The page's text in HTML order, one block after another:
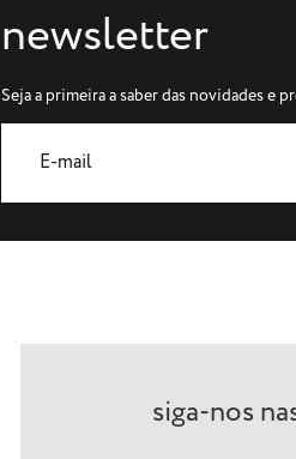
newsletter
Seja a primeira a saber das novidades e
siga-nos